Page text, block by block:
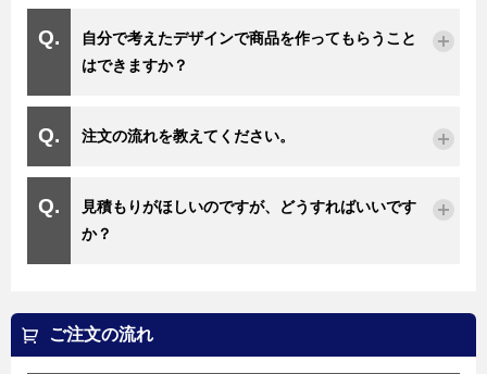
自分で考えたデザインで商品を作ってもらうこと
はできますか？
注文の流れを教えてください。
見積もりがほしいのですが、どうすればいいです
か？
ご注文の流れ